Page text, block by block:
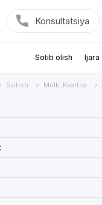
Konsultatsiya
Sotib olish Ijara
Sotish Mulk, Kvartira